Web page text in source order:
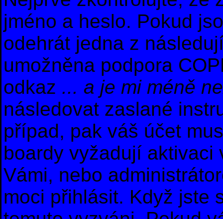
jméno a heslo. Pokud
odehrát jedna z
umožněna podpora
odkaz ... a je mi méně
následovat zaslané
případ, pak váš účet
boardy vyžadují
Vámi, nebo
moci přihlásit. Když jste